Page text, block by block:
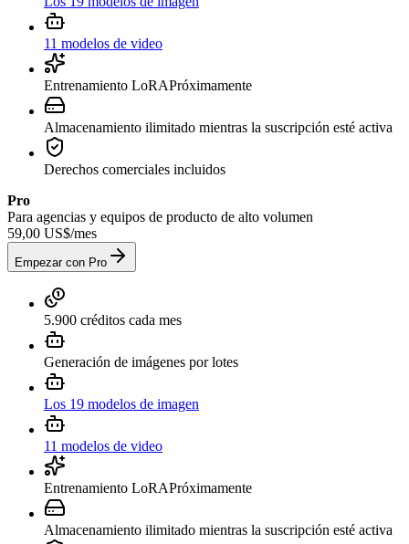
11 modelos de video
Entrenamiento LoRAPróximamente
Almacenamiento ilimitado mientras la suscripción esté activa
Derechos comerciales incluidos
Pro
Para agencias y equipos de producto de alto volumen
59,00 US$/mes
Empezar con Pro
5.900 créditos cada mes
Generación de imágenes por lotes
Los 19 modelos de imagen
11 modelos de video
Entrenamiento LoRAPróximamente
Almacenamiento ilimitado mientras la suscripción esté activa